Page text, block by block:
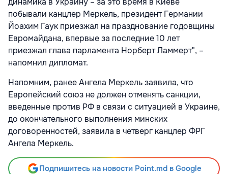
побывали канцлер Меркель, президент Германии
Йоахим Гаук приезжал на празднование годовщины
Евромайдана, впервые за последние 10 лет
приезжал глава парламента Норберт Ламмерт", –
напомнил дипломат.
Напомним, ранее Ангела Меркель заявила, что
Европейский союз не должен отменять санкции,
введенные против РФ в связи с ситуацией в Украине,
до окончательного выполнения минских
договоренностей, заявила в четверг канцлер ФРГ
Ангела Меркель.
Подпишитесь на новости Point.md в Google